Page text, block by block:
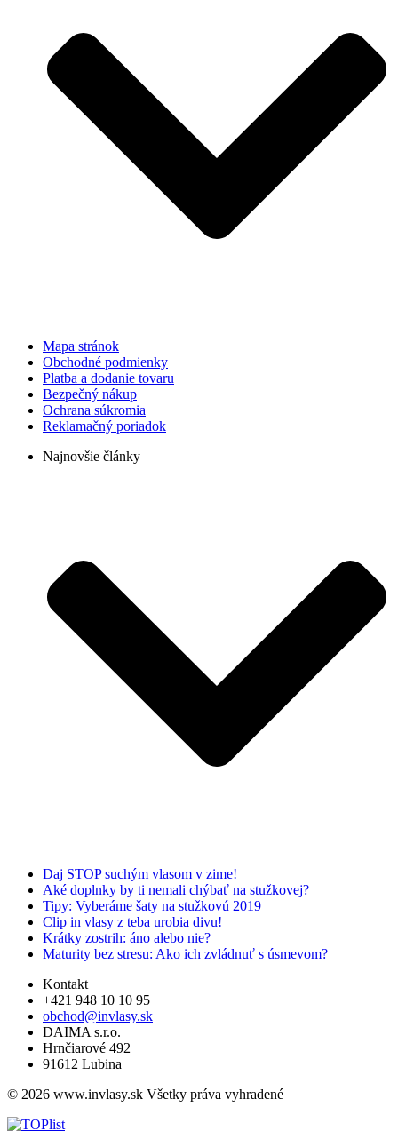
Mapa stránok
Obchodné podmienky
Platba a dodanie tovaru
Bezpečný nákup
Ochrana súkromia
Reklamačný poriadok
Najnovšie články
Daj STOP suchým vlasom v zime!
Aké doplnky by ti nemali chýbať na stužkovej?
Tipy: Vyberáme šaty na stužkovú 2019
Clip in vlasy z teba urobia divu!
Krátky zostrih: áno alebo nie?
Maturity bez stresu: Ako ich zvládnuť s úsmevom?
Kontakt
+421 948 10 10 95
obchod@invlasy.sk
DAIMA s.r.o.
Hrnčiarové 492
91612 Lubina
© 2026 www.invlasy.sk Všetky práva vyhradené